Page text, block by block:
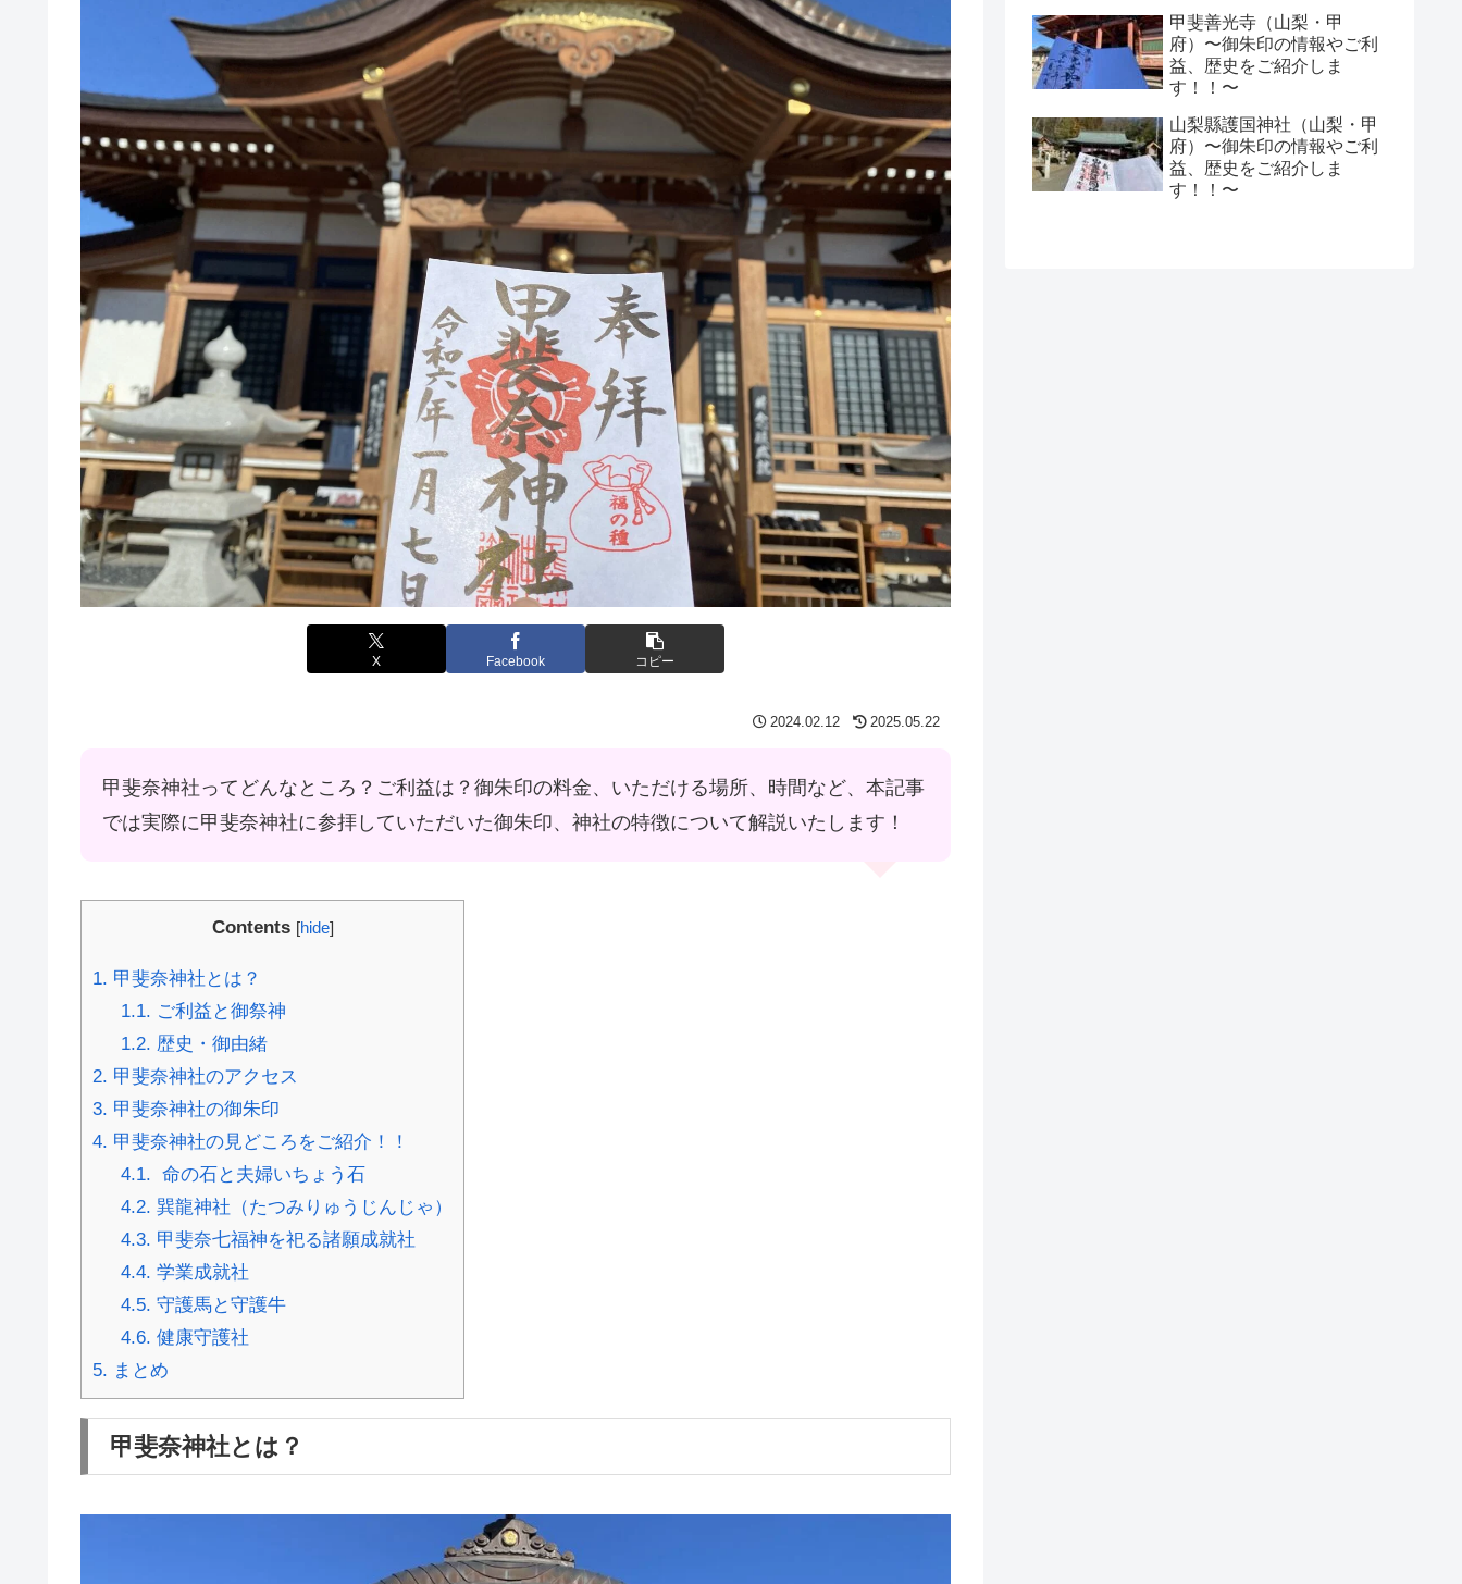
X Facebook コピー
2024.02.12 2025.05.22
甲斐奈神社ってどんなところ？ご利益は？御朱印の料金、いただける場所、時間など、本記事
では実際に甲斐奈神社に参拝していただいた御朱印、神社の特徴について解説いたします！
Contents [hide]
1. 甲斐奈神社とは？
1.1. ご利益と御祭神
1.2. 歴史・御由緒
2. 甲斐奈神社のアクセス
3. 甲斐奈神社の御朱印
4. 甲斐奈神社の見どころをご紹介！！
4.1. 命の石と夫婦いちょう石
4.2. 巽龍神社（たつみりゅうじんじゃ）
4.3. 甲斐奈七福神を祀る諸願成就社
4.4. 学業成就社
4.5. 守護馬と守護牛
4.6. 健康守護社
5. まとめ
甲斐奈神社とは？
甲斐善光寺（山梨・甲
府）〜御朱印の情報やご利
益、歴史をご紹介しま
す！！〜
山梨縣護国神社（山梨・甲
府）〜御朱印の情報やご利
益、歴史をご紹介しま
す！！〜